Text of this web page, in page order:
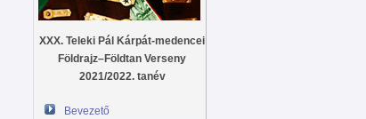
XXX. Teleki Pál Kárpát-medencei
Földrajz–Földtan Verseny
2021/2022. tanév
Bevezető